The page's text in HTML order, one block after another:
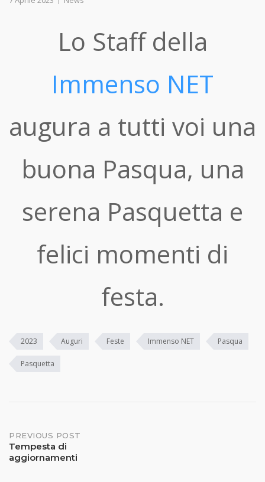
Lo Staff della
Immenso NET
augura a tutti voi una
buona Pasqua, una
serena Pasquetta e
felici momenti di
festa.
2023 Auguri Feste Immenso NET Pasqua
Pasquetta
Post
navigation
PREVIOUS POST
Tempesta di
aggiornamenti